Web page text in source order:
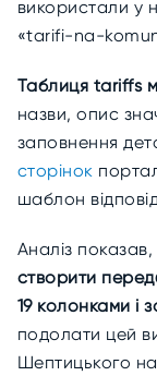
використали у
«tarifi-na-
Таблиця tariffs
назви, опис
заповнення
сторінок
шаблон
Аналіз
створити
19 колонками і
подолати цей
Шептицького